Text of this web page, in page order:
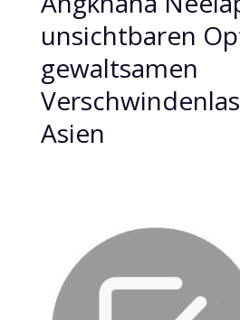
unsichtbaren
gewaltsamen
Asien